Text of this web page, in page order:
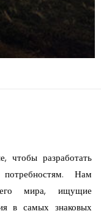
чтобы разработать
Нам
мира, ищущие
в самых знаковых